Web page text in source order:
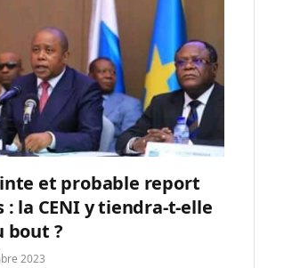
et probable report
: la CENI y tiendra-t-elle
bout ?
2023